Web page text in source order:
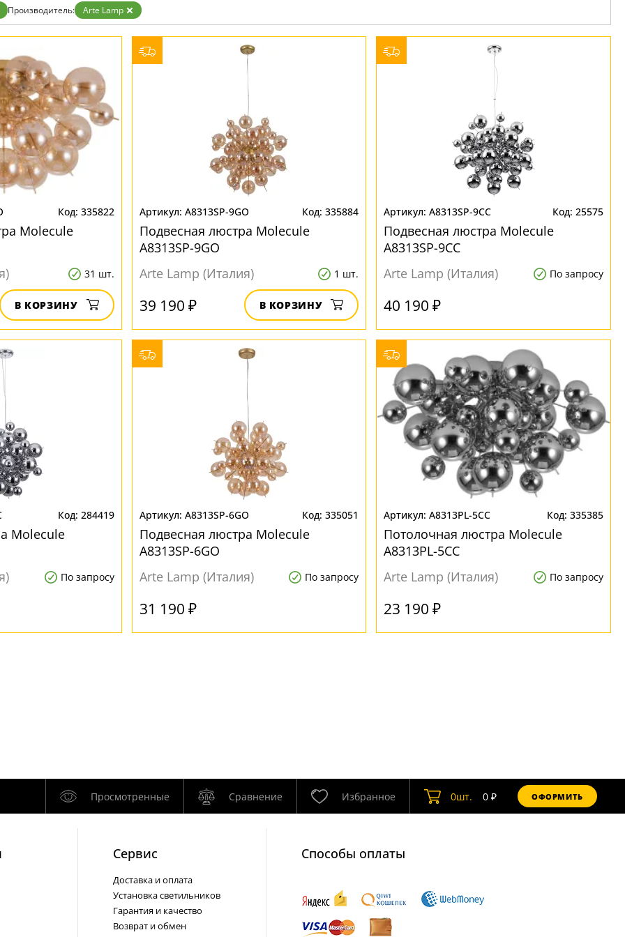
Бронза
Золото
Прозрачные
Черные
Производитель: Arte Lamp
335822
Molecule
31 шт.
В КОРЗИНУ
A8313SP-9GO 335884
Подвесная люстра Molecule
A8313SP-9GO
Arte Lamp (Италия)
1 шт.
39 190 ₽ В КОРЗИНУ
A8313SP-9CC 25575
Подвесная люстра Molecule
A8313SP-9CC
Arte Lamp (Италия)
По запросу
40 190 ₽
284419
Molecule
По запросу
A8313SP-6GO 335051
Подвесная люстра Molecule
A8313SP-6GO
Arte Lamp (Италия)
По запросу
31 190 ₽
A8313PL-5CC 335385
Потолочная люстра Molecule
A8313PL-5CC
Arte Lamp (Италия)
По запросу
23 190 ₽
Просмотренные Сравнение Избранное 0шт. 0₽ ОФОРМИТЬ
Cервис
Доставка и оплата
Установка светильников
Гарантия и качество
Возврат и обмен
Способы оплаты